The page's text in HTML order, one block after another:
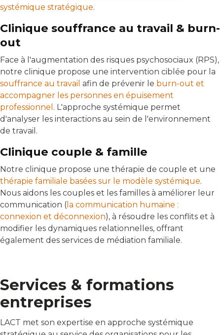
systémique stratégique.
Clinique souffrance au travail & burn-
out
Face à l'augmentation des risques psychosociaux (RPS),
notre clinique propose une intervention ciblée pour la
souffrance au travail afin de prévenir le burn-out et
accompagner les personnes en épuisement
professionnel . L'approche systémique permet
d'analyser les interactions au sein de l'environnement
de travail.
Clinique couple & famille
Notre clinique propose une thérapie de couple et une
thérapie familiale basées sur le modèle systémique.
Nous aidons les couples et les familles à améliorer leur
communication ( la communication humaine :
connexion et déconnexion), à résoudre les conflits et à
modifier les dynamiques relationnelles, offrant
également des services de médiation familiale.
Services & formations
entreprises
LACT met son expertise en approche systémique